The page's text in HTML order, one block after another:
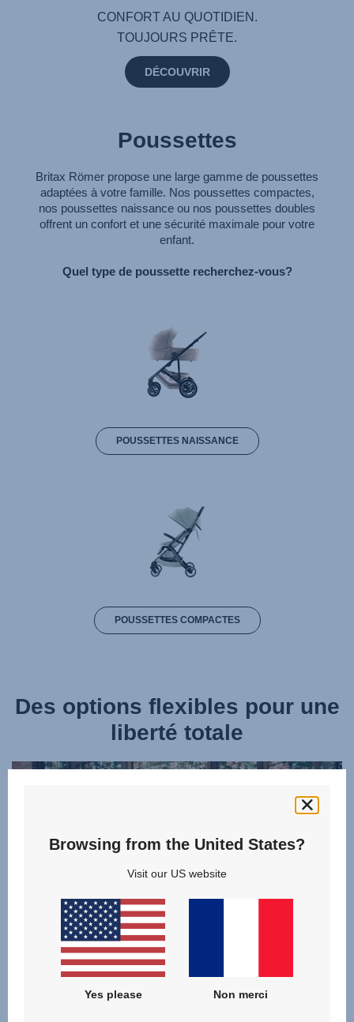
CONFORT AU QUOTIDIEN.
TOUJOURS PRÊTE.
DÉCOUVRIR
Poussettes
Britax Römer propose une large gamme de poussettes
adaptées à votre famille. Nos poussettes compactes,
nos poussettes naissance ou nos poussettes doubles
offrent un confort et une sécurité maximale pour votre
enfant.
Quel type de poussette recherchez-vous?
POUSSETTES NAISSANCE
POUSSETTES COMPACTES
Des options flexibles pour une
liberté totale
Browsing from the United States?
Visit our US website
Yes please Non merci